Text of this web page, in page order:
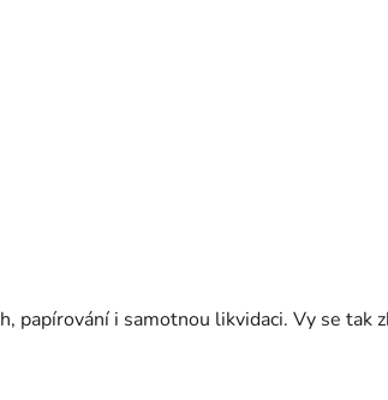
papírování i samotnou likvidaci. Vy se tak